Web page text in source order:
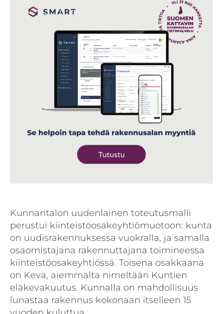
Kunnantalon uudenlainen toteutusmalli
perustui kiinteistöosakeyhtiömuotoon: kunta
on uudisrakennuksessa vuokralla, ja samalla
osaomistajana rakennuttajana toimineessa
kiinteistöosakeyhtiössä. Toisena osakkaana
on Keva, aiemmalta nimeltään Kuntien
eläkevakuutus. Kunnalla on mahdollisuus
lunastaa rakennus kokonaan itselleen 15